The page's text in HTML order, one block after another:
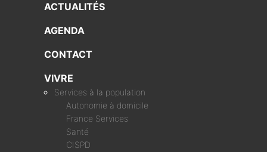
ACTUALITÉS
AGENDA
CONTACT
VIVRE
Services à la population
Autonomie à domicile
France Services
Santé
CISPD